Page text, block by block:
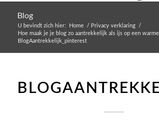
Blog
U bevindt zich hier: Home / Privacy verklaring
/
Hoe maak je je blog zo aantrekkelijk als ijs op een
BlogAantrekkelijk_pinterest